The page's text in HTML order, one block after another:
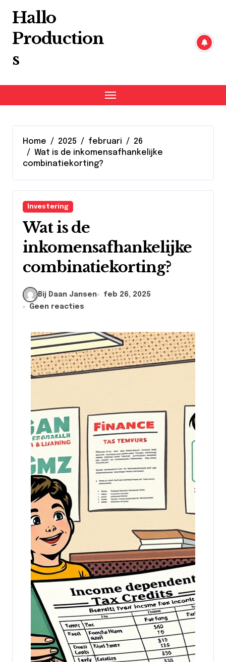
Hallo
Production
s
Home 2025 februari
26
Wat is de inkomensafhankelijke
combinatiekorting?
Investering
Wat is de
inkomensafhankelijke
combinatiekorting?
Bij Daan Jansen
feb 26, 2025
Geen reacties